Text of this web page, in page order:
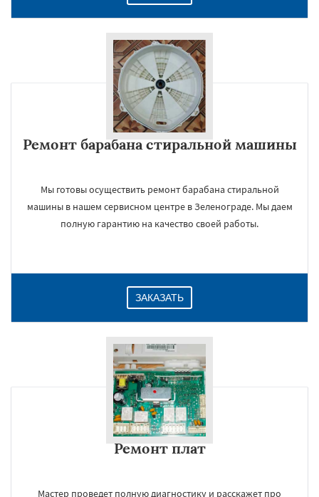
Ремонт барабана стиральной машины
Мы готовы осуществить ремонт барабана стиральной
машины в нашем сервисном центре в Зеленограде. Мы даем
полную гарантию на качество своей работы.
ЗАКАЗАТЬ
Ремонт плат
Мастер проведет полную диагностику и расскажет про